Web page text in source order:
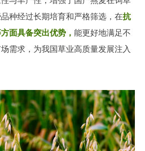
种经过长期培育和严格筛选，在抗
面具备突出优势， 能更好地满足不
需求，为我国草业高质量发展注入